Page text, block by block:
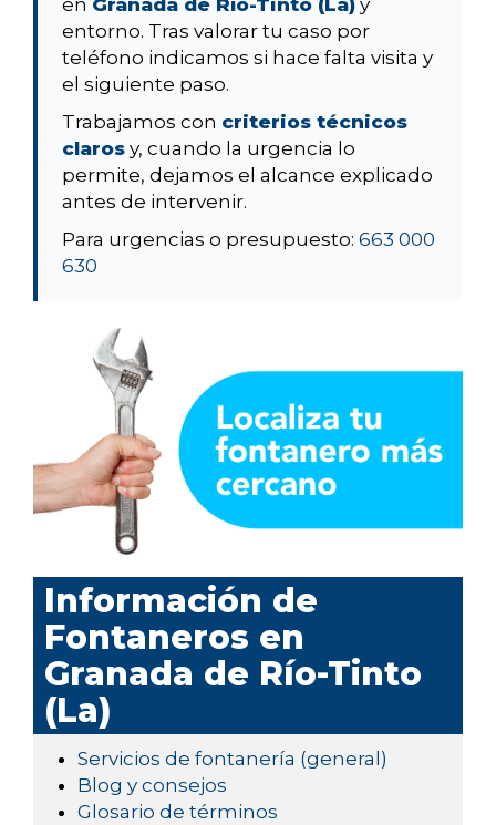
en Granada de Río-Tinto (La) y
entorno. Tras valorar tu caso por
teléfono indicamos si hace falta visita y
el siguiente paso.
Trabajamos con criterios técnicos
claros y, cuando la urgencia lo
permite, dejamos el alcance explicado
antes de intervenir.
Para urgencias o presupuesto: 663 000
630
Información de
Fontaneros en
Granada de Río-Tinto
(La)
Servicios de fontanería (general)
Blog y consejos
Glosario de términos